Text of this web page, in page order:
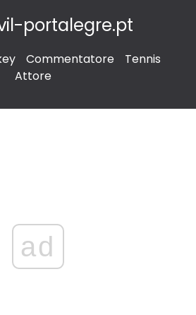
portalegre.pt
Commentatore
Tennis
Attore
ad